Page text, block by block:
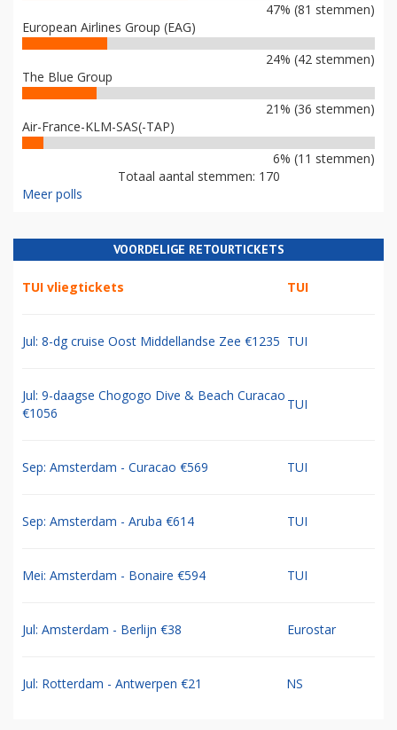
47% (81 stemmen)
European Airlines Group (EAG)
24% (42 stemmen)
The Blue Group
21% (36 stemmen)
Air-France-KLM-SAS(-TAP)
6% (11 stemmen)
Totaal aantal stemmen: 170
Meer polls
VOORDELIGE RETOURTICKETS
TUI vliegtickets TUI
Jul: 8-dg cruise Oost Middellandse Zee €1235 TUI
Jul: 9-daagse Chogogo Dive & Beach Curacao
€1056
TUI
Sep: Amsterdam - Curacao €569 TUI
Sep: Amsterdam - Aruba €614 TUI
Mei: Amsterdam - Bonaire €594 TUI
Jul: Amsterdam - Berlijn €38 Eurostar
Jul: Rotterdam - Antwerpen €21 NS